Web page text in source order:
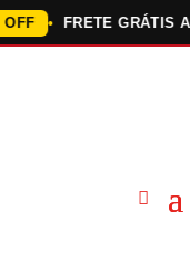
FRETE GRÁTIS